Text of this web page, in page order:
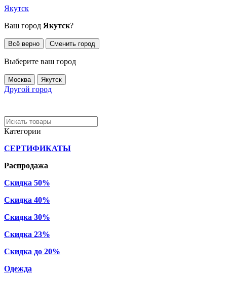
Якутск
Ваш город Якутск?
Всё верно Сменить город
Выберите ваш город
Москва Якутск
Другой город
Категории
СЕРТИФИКАТЫ
Распродажа
Скидка 50%
Скидка 40%
Скидка 30%
Скидка 23%
Скидка до 20%
Одежда